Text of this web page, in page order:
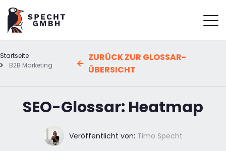
Startseite
B2B Marketing
ZURÜCK ZUR GLOSSAR-
ÜBERSICHT
SEO-Glossar: Heatmap
Veröffentlicht von: Timo Specht